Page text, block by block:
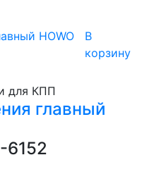
В
корзину
для КПП
главный
6152